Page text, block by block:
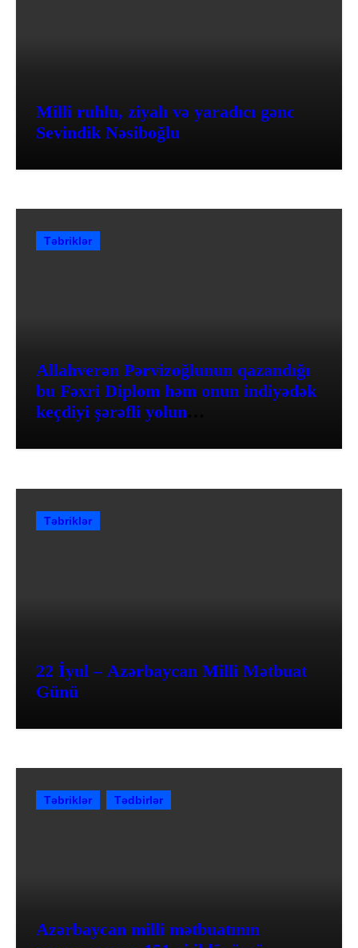
Milli ruhlu, ziyalı və yaradıcı gənc
Sevindik Nəsiboğlu
Təbriklər
Allahverən Pərvizoğlunun qazandığı
bu Fəxri Diplom həm onun indiyədək
keçdiyi şərəfli yolun
Təbriklər
22 İyul – Azərbaycan Milli Mətbuat
Günü
Təbriklər Tədbirlər
Azərbaycan milli mətbuatının